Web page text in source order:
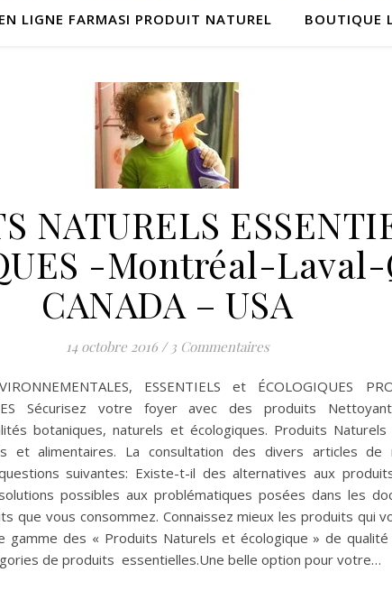
LIGNE FARMASI PRODUIT NATUREL BOUTIQUE
NATURELS
-Montréal-Laval-
CANADA – USA
14 octobre 2016 / 3 Commentaires
ESSENTIELS et ÉCOLOGIQUES
Sécurisez votre foyer avec des produits
botaniques, naturels et écologiques. Produits Naturels
et alimentaires. La consultation des divers articles
suivantes: Existe-t-il des alternatives aux
possibles aux problématiques posées dans les
que vous consommez. Connaissez mieux les produits qui
des « Produits Naturels et écologique » de qualité
de produits essentielles.Une belle option pour votre…